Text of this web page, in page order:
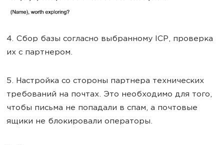
4. Сбор базы согласно выбранному IСР, проверка
их с партнером.
5. Настройка со стороны партнера технических
требований на почтах. Это необходимо для того,
чтобы письма не попадали в спам, а почтовые
ящики не блокировали операторы.